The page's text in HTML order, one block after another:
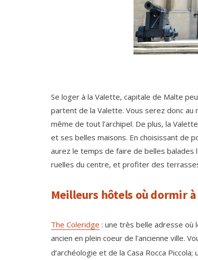
Se loger à la Valette, capitale de Malte
partent de la Valette. Vous serez donc
même de tout l’archipel. De plus, la
et ses belles maisons. En choisissant de
aurez le temps de faire de belles balades
ruelles du centre, et profiter des
Meilleurs hôtels où dormir
The Coleridge : une très belle adresse où
ancien en plein coeur de l’ancienne ville.
d’archéologie et de la Casa Rocca Piccola;